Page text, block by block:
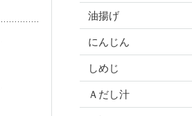
油揚げ
にんじん
しめじ
Ａだし汁